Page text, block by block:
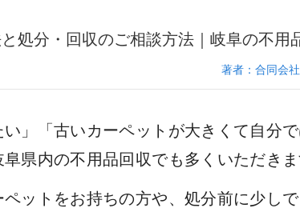
処分・回収のご相談方法｜岐阜の不用
著者：合同会
い」「古いカーペットが大きくて自分
県内の不用品回収でも多くいただきま
ットをお持ちの方や、処分前に少し